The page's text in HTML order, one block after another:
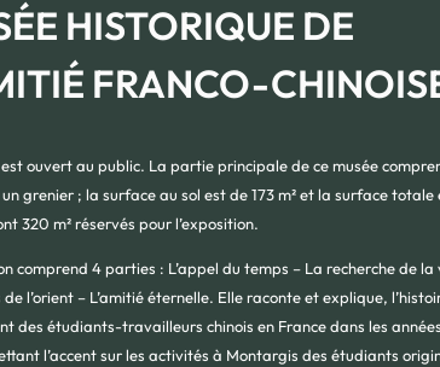
HISTORIQUE DE
FRANCO-
est ouvert au public. La partie principale de ce musée
grenier ; la surface au sol est de 173 m² et la surface totale
320 m² réservés pour l’exposition.
comprend 4 parties : L’appel du temps – La recherche de la
de l’orient – L’amitié éternelle. Elle raconte et explique,
des étudiants-travailleurs chinois en France dans les
l’accent sur les activités à Montargis des étudiants